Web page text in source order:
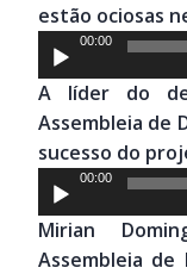
estão ociosas
Tocador
de
áudio
00:00
A líder do
Assembleia de
sucesso do
Tocador
de
áudio
00:00
Mirian
Assembleia